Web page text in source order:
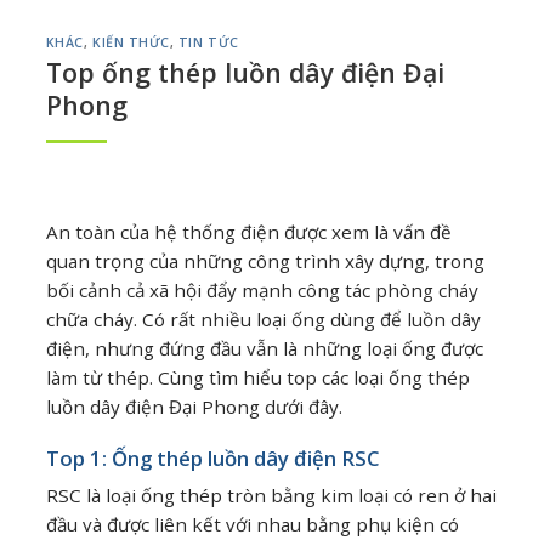
KHÁC,KIẾN THỨC, TIN TỨC
Top ống thép luồn dây điện Đại
Phong
An toàn của hệ thống điện được xem là vấn đề
quan trọng của những công trình xây dựng, trong
bối cảnh cả xã hội đẩy mạnh công tác phòng cháy
chữa cháy. Có rất nhiều loại ống dùng để luồn dây
điện, nhưng đứng đầu vẫn là những loại ống được
làm từ thép. Cùng tìm hiểu top các loại ống thép
luồn dây điện Đại Phong dưới đây.
Top 1: Ống thép luồn dây điện RSC
RSC là loại ống thép tròn bằng kim loại có ren ở hai
đầu và được liên kết với nhau bằng phụ kiện có